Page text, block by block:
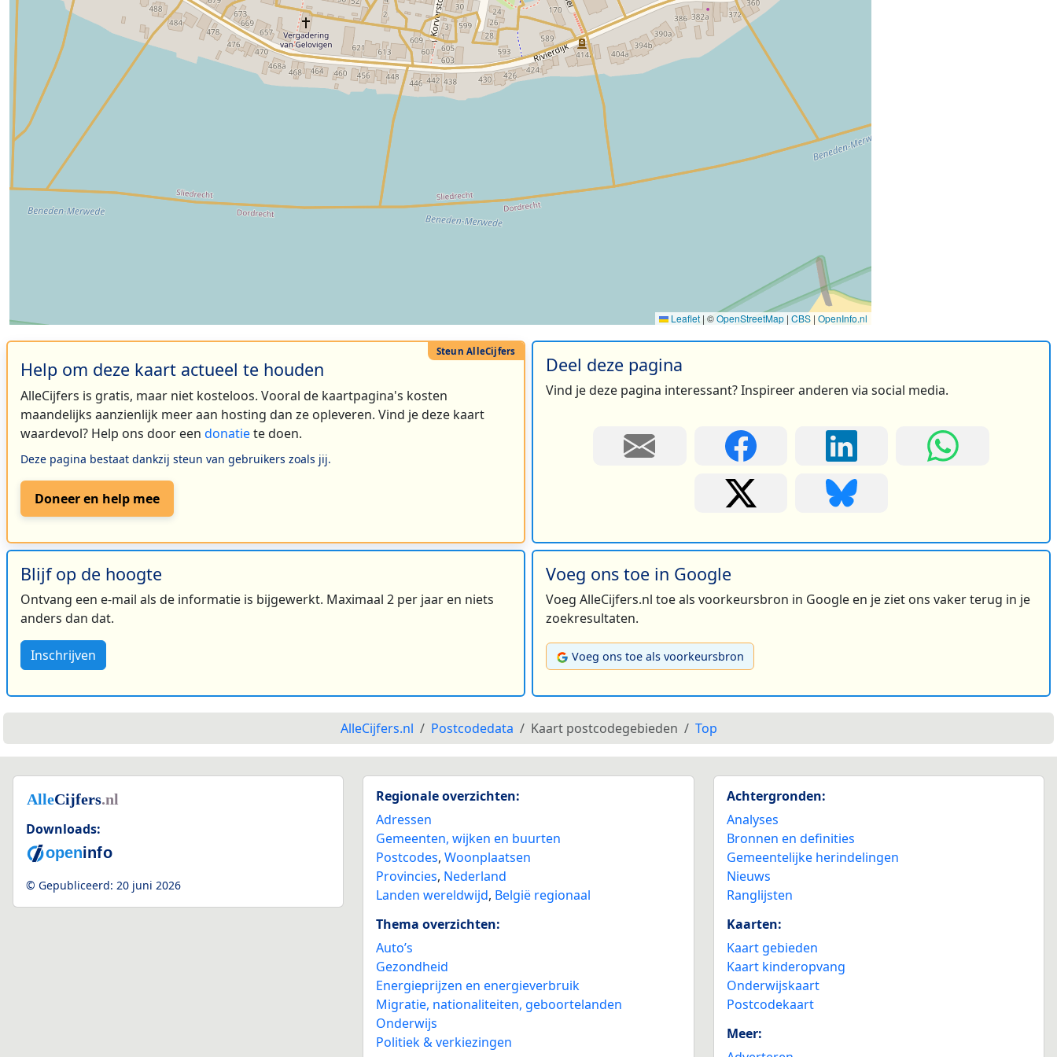
Leaflet | ©OpenStreetMap | CBS | OpenInfo.nl
Help om deze kaart actueel te houden
AlleCijfers is gratis, maar niet kosteloos. Vooral de kaartpagina's kosten
maandelijks aanzienlijk meer aan hosting dan ze opleveren. Vind je deze kaart
waardevol? Help ons door een donatiete doen.
Deze pagina bestaat dankzij steun van gebruikers zoals jij.
Doneer en help mee
Deel deze pagina
Vind je deze pagina interessant? Inspireer anderen via social media.
Blijf op de hoogte
Ontvang een e-mail als de informatie is bijgewerkt. Maximaal 2 per jaar en niets
anders dan dat.
Inschrijven
Voeg ons toe in Google
Voeg AlleCijfers.nl toe als voorkeursbron in Google en je ziet ons vaker terug in je
zoekresultaten.
Voeg ons toe als voorkeursbron
AlleCijfers.nl Postcodedata Kaart postcodegebieden Top
Downloads:
© Gepubliceerd: 20 juni 2026
Regionale overzichten:
Adressen
Gemeenten, wijken en buurten
Postcodes,Woonplaatsen
Provincies, Nederland
Landen wereldwijd, België regionaal
Thema overzichten:
Auto’s
Gezondheid
Energieprijzen en energieverbruik
Migratie, nationaliteiten, geboortelanden
Onderwijs
Politiek & verkiezingen
Achtergronden:
Analyses
Bronnen en definities
Gemeentelijke herindelingen
Nieuws
Ranglijsten
Kaarten:
Kaart gebieden
Kaart kinderopvang
Onderwijskaart
Postcodekaart
Meer: